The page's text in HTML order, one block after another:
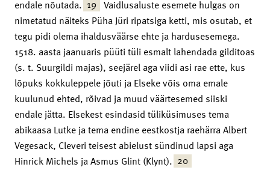
endale nõutada. 19 Vaidlusaluste esemete hulgas on
nimetatud näiteks Püha Jüri ripatsiga ketti, mis osutab, et
tegu pidi olema ihaldusväärse ehte ja hardusesemega.
1518. aasta jaanuaris püüti tüli esmalt lahendada gilditoas
(s. t. Suurgildi majas), seejärel aga viidi asi rae ette, kus
lõpuks kokkuleppele jõuti ja Elseke võis oma emale
kuulunud ehted, rõivad ja muud väärtesemed siiski
endale jätta. Elsekest esindasid tüliküsimuses tema
abikaasa Lutke ja tema endine eestkostja raehärra Albert
Vegesack, Cleveri teisest abielust sündinud lapsi aga
Hinrick Michels ja Asmus Glint (Klynt). 20